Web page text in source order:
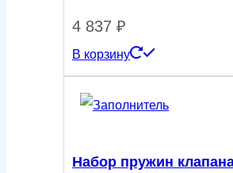
4 837 ₽
В корзину
Набор пружин